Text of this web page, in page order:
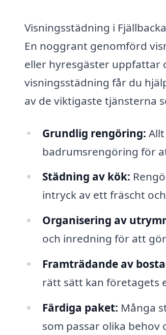
Visningsstädning i
En noggrant genomförd
eller hyresgäster uppfattar
visningsstädning får du
av de viktigaste tjänsterna
Grundlig rengöring:
badrumsrengöring för
Städning av kök:
intryck av ett fräscht
Organisering av
och inredning för att
Framträdande av
rätt sätt kan företagets
Färdiga paket: Många
som passar olika behov